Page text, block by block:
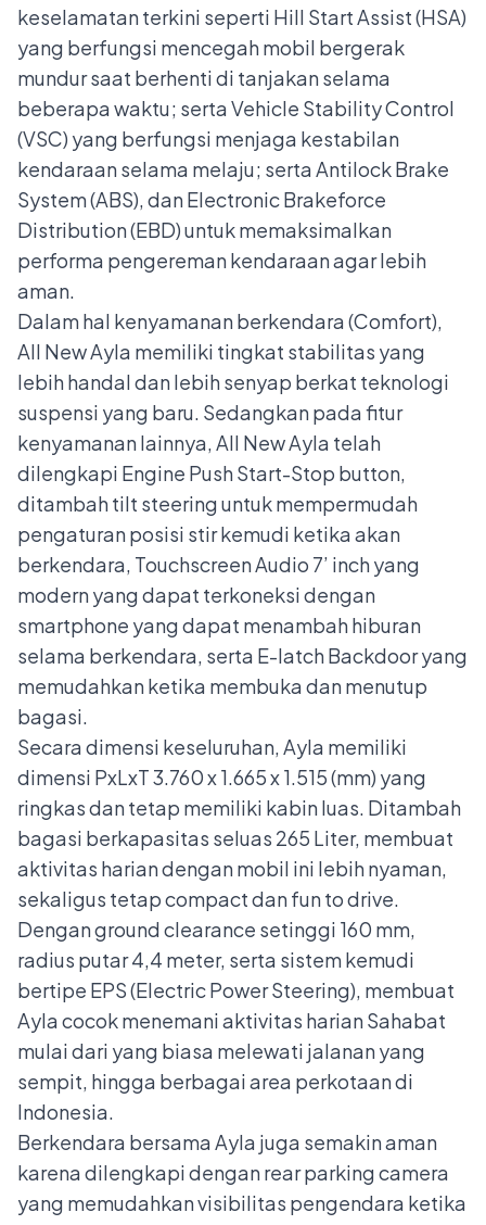
keselamatan terkini seperti Hill Start Assist (HSA)
yang berfungsi mencegah mobil bergerak
mundur saat berhenti di tanjakan selama
beberapa waktu; serta Vehicle Stability Control
(VSC) yang berfungsi menjaga kestabilan
kendaraan selama melaju; serta Antilock Brake
System (ABS), dan Electronic Brakeforce
Distribution (EBD) untuk memaksimalkan
performa pengereman kendaraan agar lebih
aman.
Dalam hal kenyamanan berkendara (Comfort),
All New Ayla memiliki tingkat stabilitas yang
lebih handal dan lebih senyap berkat teknologi
suspensi yang baru. Sedangkan pada fitur
kenyamanan lainnya, All New Ayla telah
dilengkapi Engine Push Start-Stop button,
ditambah tilt steering untukmempermudah
pengaturan posisi stir kemudi ketika akan
berkendara, Touchscreen Audio 7’ inch yang
modern yang dapat terkoneksi dengan
smartphone yang dapat menambah hiburan
selama berkendara, serta E-latch Backdoor yang
memudahkan ketika membuka dan menutup
bagasi.
Secara dimensi keseluruhan, Ayla memiliki
dimensi PxLxT 3.760 x 1.665 x 1.515 (mm) yang
ringkas dan tetap memiliki kabin luas. Ditambah
bagasi berkapasitas seluas 265 Liter, membuat
aktivitas harian dengan mobil ini lebih nyaman,
sekaligus tetap compact dan fun to drive.
Dengan ground clearance setinggi 160 mm,
radius putar 4,4 meter, serta sistem kemudi
bertipe EPS (Electric Power Steering), membuat
Ayla cocok menemani aktivitas harian Sahabat
mulai dari yang biasa melewati jalanan yang
sempit, hingga berbagai area perkotaan di
Indonesia.
Berkendara bersama Ayla juga semakin aman
karena dilengkapi dengan rear parking camera
yang memudahkan visibilitas pengendara ketika